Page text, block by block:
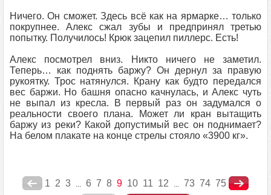
Ничего. Он сможет. Здесь всё как на ярмарке… только
покрупнее. Алекс сжал зубы и предпринял третью
попытку. Получилось! Крюк зацепил пиллерс. Есть!
Алекс посмотрел вниз. Никто ничего не заметил.
Теперь… как поднять баржу? Он дернул за правую
рукоятку. Трос натянулся. Крану как будто передался
вес баржи. Но башня опасно качнулась, и Алекс чуть
не выпал из кресла. В первый раз он задумался о
реальности своего плана. Может ли кран вытащить
баржу из реки? Какой допустимый вес он поднимает?
На белом плакате на конце стрелы стояло «3900 кг».
1 2 3 ... 6 7 8 9 10 11 12 ... 73 74 75